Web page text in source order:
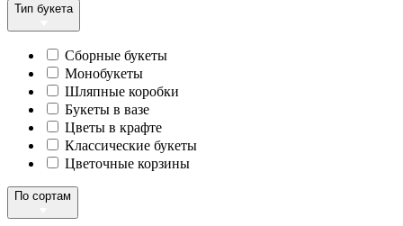
Тип букета
Сборные букеты
Монобукеты
Шляпные коробки
Букеты в вазе
Цветы в крафте
Классические букеты
Цветочные корзины
По сортам